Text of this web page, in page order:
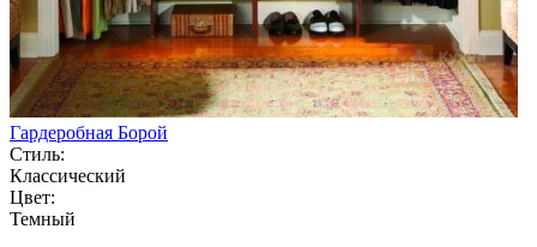
Гардеробная Борой
Стиль:
Классический
Цвет:
Темный